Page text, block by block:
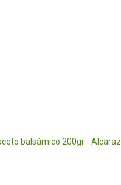
balsámico 200gr - Alcaraz